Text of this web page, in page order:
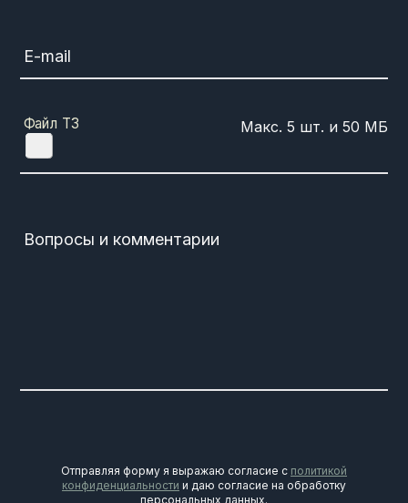
E-mail
Файл ТЗ
Вопросы и комментарии
Отправляя форму я выражаю согласие с политикой
конфиденциальности и даю согласие на обработку
персональных данных.